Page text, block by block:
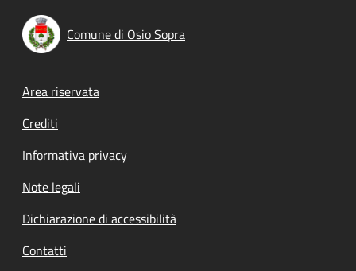
Comune di Osio Sopra
Footer menu
Area riservata
Crediti
Informativa privacy
Note legali
Dichiarazione di accessibilità
Contatti